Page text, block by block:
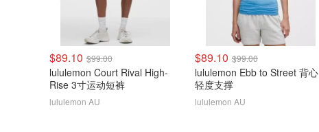
$89.10 $99.00
lululemon Court Rival High-
Rise 3寸运动短裤
lululemon AU
$89.10 $99.00
lululemon Ebb to Street 背心
轻度支撑
lululemon AU